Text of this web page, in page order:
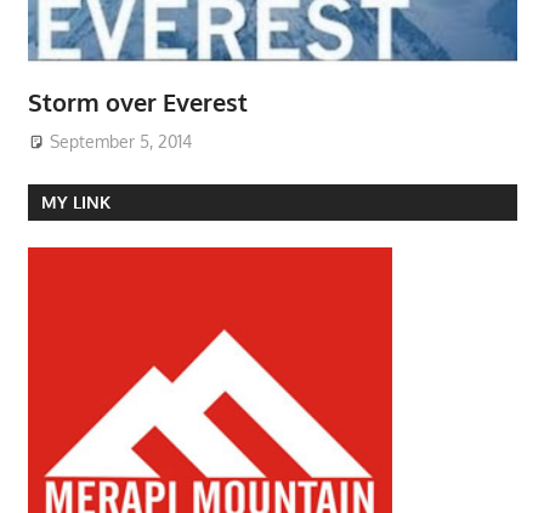
Storm over Everest
September 5, 2014
MY LINK